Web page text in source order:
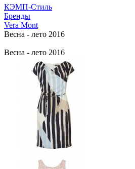
КЭМП-Стиль
Бренды
Vera Mont
Весна - лето 2016
Весна - лето 2016